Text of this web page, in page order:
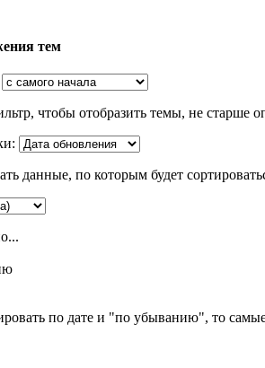
тем
чтобы отобразить темы, не старше
данные, по которым будет
по дате и "по убыванию", то